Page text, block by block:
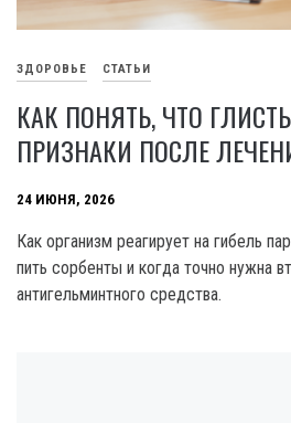
ЗДОРОВЬЕ СТАТЬИ
КАК ПОНЯТЬ, ЧТО
ПРИЗНАКИ ПОСЛЕ
24 ИЮНЯ, 2026
Как организм реагирует на гибель
пить сорбенты и когда точно нужна
антигельминтного средства.